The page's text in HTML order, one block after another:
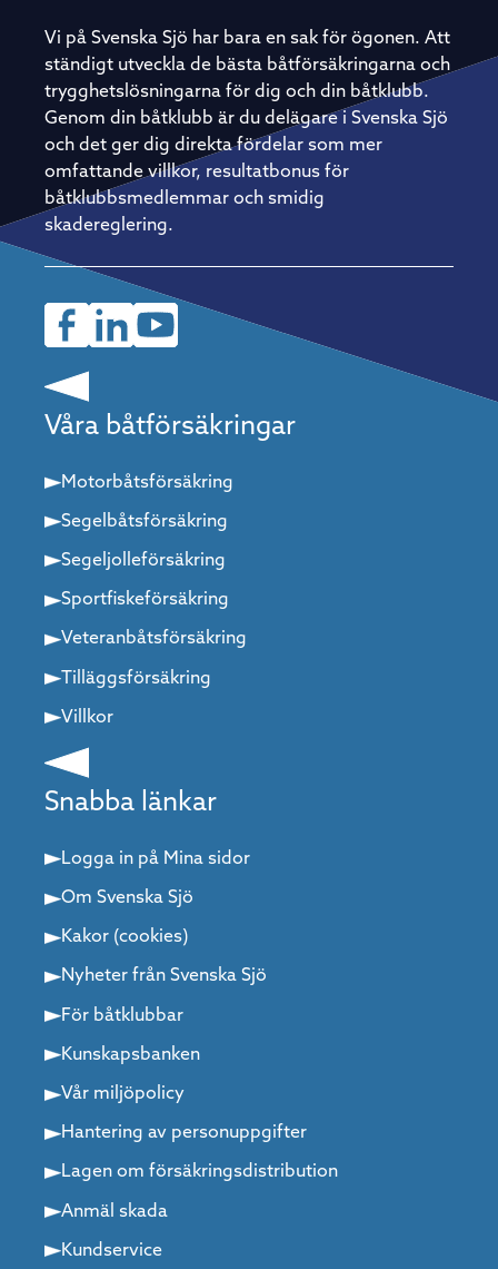
Vi på Svenska Sjö har bara en sak för ögonen. Att
ständigt utveckla de bästa båtförsäkringarna och
trygghetslösningarna för dig och din båtklubb.
Genom din båtklubb är du delägare i Svenska Sjö
och det ger dig direkta fördelar som mer
omfattande villkor, resultatbonus för
båtklubbsmedlemmar och smidig
skadereglering.
Våra båtförsäkringar
Motorbåtsförsäkring
Segelbåtsförsäkring
Segeljolleförsäkring
Sportfiskeförsäkring
Veteranbåtsförsäkring
Tilläggsförsäkring
Villkor
Snabba länkar
Logga in på Mina sidor
Om Svenska Sjö
Kakor (cookies)
Nyheter från Svenska Sjö
För båtklubbar
Kunskapsbanken
Vår miljöpolicy
Hantering av personuppgifter
Lagen om försäkringsdistribution
Anmäl skada
Kundservice